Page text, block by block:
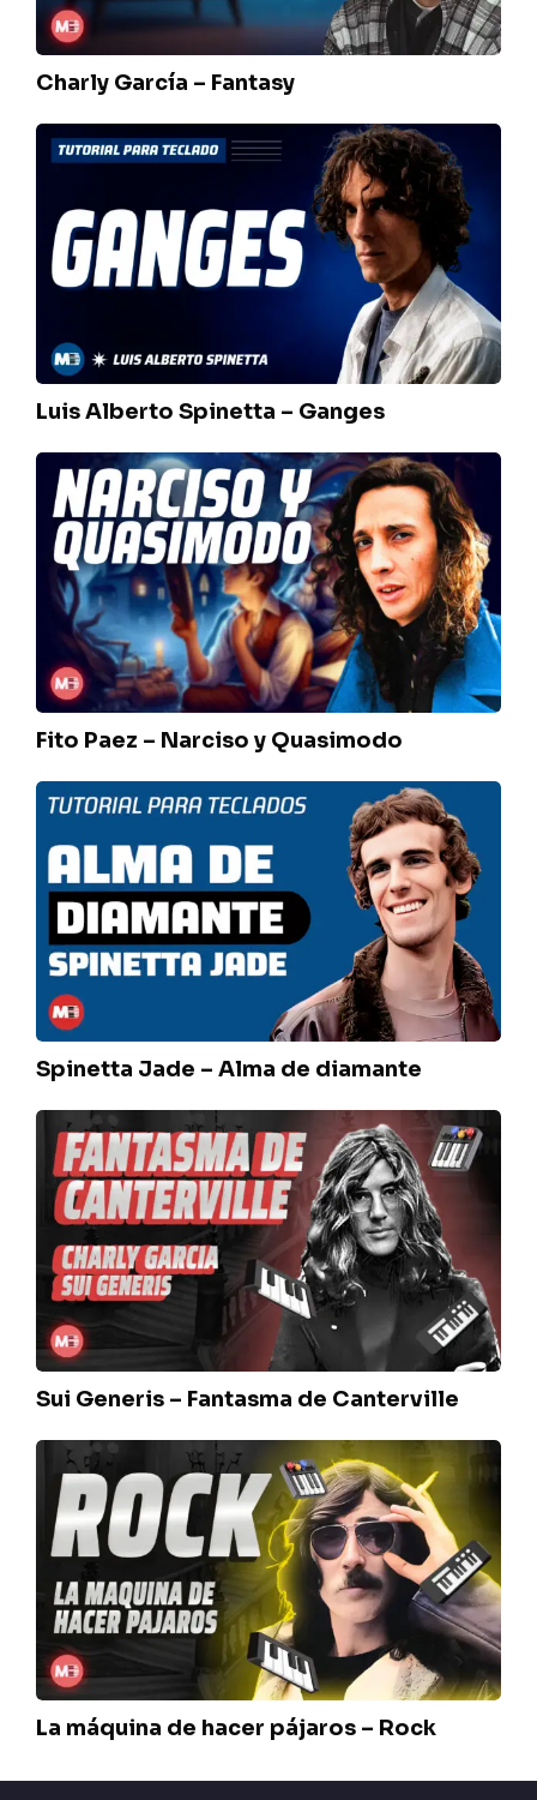
Charly García – Fantasy
Luis
Alberto
Ganges
Luis Alberto Spinetta – Ganges
Fito
Paez
Narciso
Quasimodo
Fito Paez – Narciso y Quasimodo
Spinetta
Alma
diamante
Spinetta Jade – Alma de diamante
Sui
Generis
Fantasma
Canterville
Sui Generis – Fantasma de Canterville
La
máquina
hacer
Rock
La máquina de hacer pájaros – Rock